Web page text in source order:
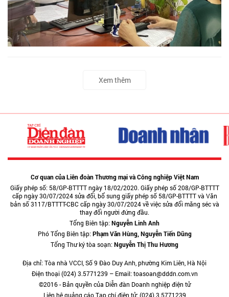
Xem thêm
Cơ quan của Liên đoàn Thương mại và Công nghiệp Việt Nam
Giấy phép số: 58/GP-BTTTT ngày 18/02/2020. Giấy phép số 208/GP-BTTTT
cấp ngày 30/07/2024 sửa đổi, bổ sung giấy phép số 58/GP-BTTTT và Văn
bản số 3117/BTTTT-CBC cấp ngày 30/07/2024 về việc sửa đổi măng séc và
thay đổi người đứng đầu.
Tổng Biên tập:Nguyễn Linh Anh
Phó Tổng Biên tập:Phạm Văn Hùng, Nguyễn Tiến Dũng
Tổng Thư ký tòa soạn:Nguyễn Thị Thu Hương
Địa chỉ: Tòa nhà VCCI, Số 9 Đào Duy Anh, phường Kim Liên, Hà Nội
Điện thoại (024) 3.5771239 – Email: toasoan@dddn.com.vn
©2016 - Bản quyền của Diễn đàn Doanh nghiệp điện tử
Liên hệ quảng cáo Tạp chí điện tử: (024) 3.5771239